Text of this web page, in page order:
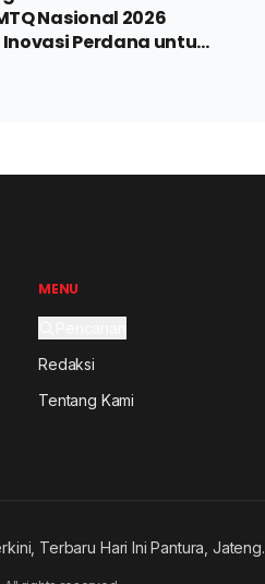
Nasional 2026
Perdana untuk
dan Dewan Hakim
MENU
Redaksi
Tentang Kami
Terbaru Hari Ini Pantura, Jateng.